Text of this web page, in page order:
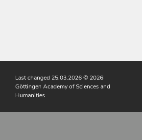
Last changed 25.03.2026© 2026
Göttingen Academy of Sciences and
Humanities